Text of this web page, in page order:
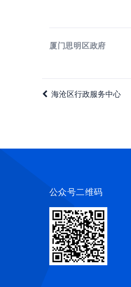
厦门思明区政府
海沧区行政服务中心
公众号二维码